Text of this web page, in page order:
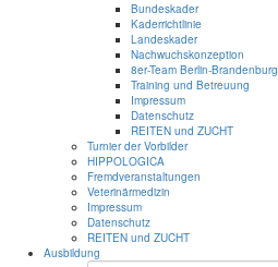
Bundeskader
Kaderrichtlinie
Landeskader
Nachwuchskonzeption
8er-Team Berlin-Brandenburg
Training und Betreuung
Impressum
Datenschutz
REITEN und ZUCHT
Turnier der Vorbilder
HIPPOLOGICA
Fremdveranstaltungen
Veterinärmedizin
Impressum
Datenschutz
REITEN und ZUCHT
Ausbildung